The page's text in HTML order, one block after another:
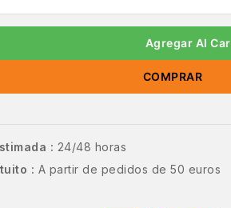
Agregar Al
COMPRAR
: 24/48 horas
: A partir de pedidos de 50 euros